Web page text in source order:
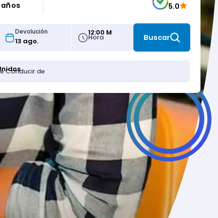
años 5.0
Devolución
Hora
12:00 M
Buscar
Conducir de